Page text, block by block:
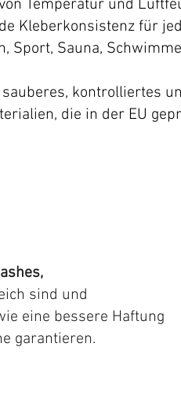
Temperatur und
Kleberkonsistenz für
Sport, Sauna,
kontrolliertes
die in der EU
sind und
eine bessere Haftung
garantieren.